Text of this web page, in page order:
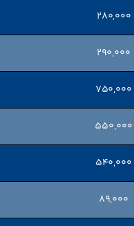
۲۸۰,۰۰۰
۲۹۰,۰۰۰
۷۵۰,۰۰۰
۵۵۰,۰۰۰
۵۴۰,۰۰۰
۸۹,۰۰۰